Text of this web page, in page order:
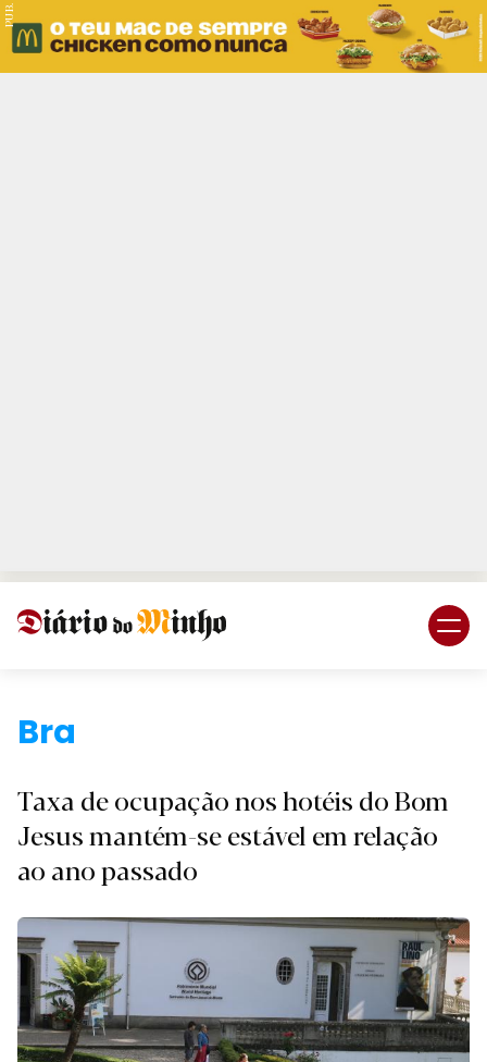
PUB.
Braga.
Taxa de ocupação nos hotéis do Bom
Jesus mantém-se estável em relação
ao ano passado